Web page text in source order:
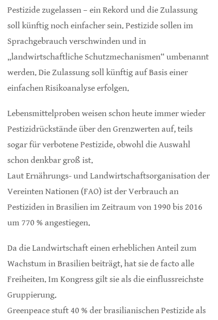
Pestizide zugelassen – ein Rekord und die Zulassung
soll künftig noch einfacher sein. Pestizide sollen im
Sprachgebrauch verschwinden und in
„landwirtschaftliche Schutzmechanismen“ umbenannt
werden. Die Zulassung soll künftig auf Basis einer
einfachen Risikoanalyse erfolgen.
Lebensmittelproben weisen schon heute immer wieder
Pestizidrückstände über den Grenzwerten auf, teils
sogar für verbotene Pestizide, obwohl die Auswahl
schon denkbar groß ist.
Laut Ernährungs- und Landwirtschaftsorganisation der
Vereinten Nationen (FAO) ist der Verbrauch an
Pestiziden in Brasilien im Zeitraum von 1990 bis 2016
um 770 % angestiegen.
Da die Landwirtschaft einen erheblichen Anteil zum
Wachstum in Brasilien beiträgt, hat sie de facto alle
Freiheiten. Im Kongress gilt sie als die einflussreichste
Gruppierung.
Greenpeace stuft 40 % der brasilianischen Pestizide als